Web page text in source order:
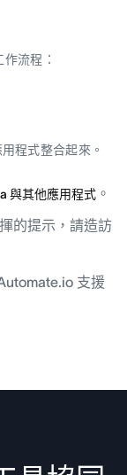
流程：
程式整合起來。
與其他應用程式 。
的提示，請造訪
支援